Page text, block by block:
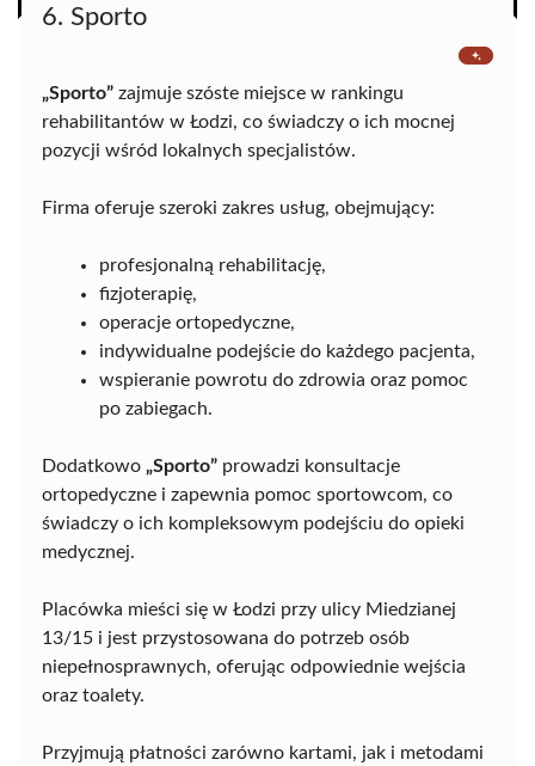
6. Sporto
„Sporto” zajmuje szóste miejsce w rankingu
rehabilitantów w Łodzi, co świadczy o ich mocnej
pozycji wśród lokalnych specjalistów.
Firma oferuje szeroki zakres usług, obejmujący:
profesjonalną rehabilitację,
fizjoterapię,
operacje ortopedyczne,
indywidualne podejście do każdego pacjenta,
wspieranie powrotu do zdrowia oraz pomoc
po zabiegach.
Dodatkowo „Sporto” prowadzi konsultacje
ortopedyczne i zapewnia pomoc sportowcom, co
świadczy o ich kompleksowym podejściu do opieki
medycznej.
Placówka mieści się w Łodzi przy ulicy Miedzianej
13/15 i jest przystosowana do potrzeb osób
niepełnosprawnych, oferując odpowiednie wejścia
oraz toalety.
Przyjmują płatności zarówno kartami, jak i metodami